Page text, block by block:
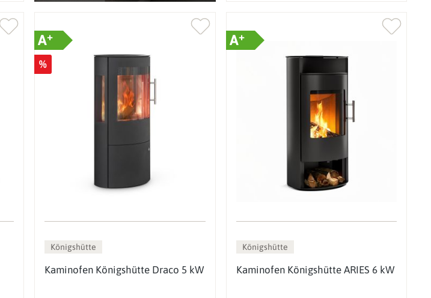
A+
%
Königshütte
Kaminofen Königshütte Draco 5 kW
A+
Königshütte
Kaminofen Königshütte ARIES 6 kW